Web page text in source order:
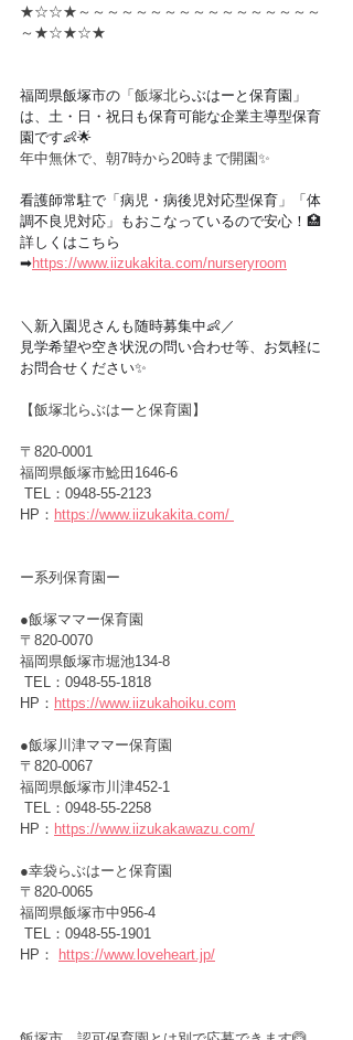
★☆☆★～～～～～～～～～～～～～～～～～
～★☆★☆★
福岡県飯塚市の「 飯塚北らぶはーと保育園」
は、土・日・祝日も保育可能な企業主導型保育
園です👶🌟
年中無休で、朝7時から20時まで開園✨
看護師常駐で「病児・病後児対応型保育」「体
調不良児対応」もおこなっているので安心！🏥
詳しくはこちら
➡︎https://www.iizukakita.com/nurseryroom
＼新入園児さんも随時募集中👶／
見学希望や空き状況の問い合わせ等、お気軽に
お問合せください✨
【飯塚北らぶはーと保育園】
〒820-0001
福岡県飯塚市鯰田1646-6
TEL：0948-55-2123
HP： https://www.iizukakita.com/
ー系列保育園ー
●飯塚ママー保育園
〒820-0070
福岡県飯塚市堀池134-8
TEL：0948-55-1818
HP： https://www.iizukahoiku.com
●飯塚川津ママー保育園
〒820-0067
福岡県飯塚市川津452-1
TEL：0948-55-2258
HP： https://www.iizukakawazu.com/
●幸袋らぶはーと保育園
〒820-0065
福岡県飯塚市中956-4
TEL：0948-55-1901
HP：
https://www.loveheart.jp/